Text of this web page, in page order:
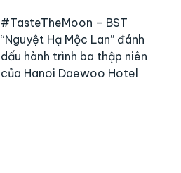
#TasteTheMoon – BST
“Nguyệt Hạ Mộc Lan” đánh
dấu hành trình ba thập niên
của Hanoi Daewoo Hotel